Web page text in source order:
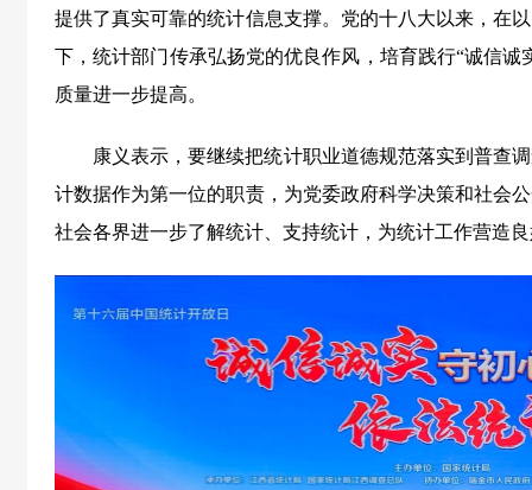
提供了真实可靠的统计信息支撑。党的十八大以来，在
下，统计部门传承弘扬党的优良作风，培育践行“诚信
质量进一步提高。
康义表示，要继续把统计职业道德规范落实到普查
计数据作为第一位的职责，为党委政府科学决策和社会
社会各界进一步了解统计、支持统计，为统计工作营造